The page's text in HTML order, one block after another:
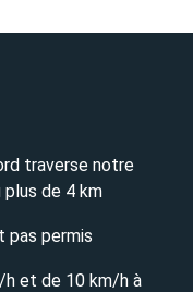
traverse notre
plus de 4 km
pas permis
h et de 10 km/h à